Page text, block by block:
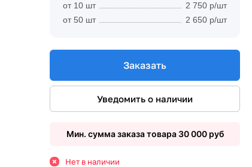
от 10 шт
2 750 р/шт
от 50 шт
2 650 р/шт
Заказать
Уведомить о наличии
Мин. сумма заказа товара 30 000 руб
Нет в наличии